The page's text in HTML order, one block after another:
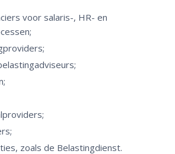
voor salaris-, HR- en
zoals de Belastingdienst.